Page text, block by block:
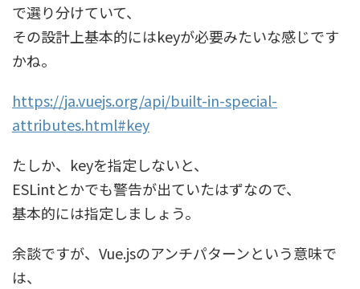
で選り分けていて、
その設計上基本的にはkeyが必要みたいな感じです
かね。
https://ja.vuejs.org/api/built-in-special-
attributes.html#key
たしか、keyを指定しないと、
ESLintとかでも警告が出ていたはずなので、
基本的には指定しましょう。
余談ですが、Vue.jsのアンチパターンという意味で
は、